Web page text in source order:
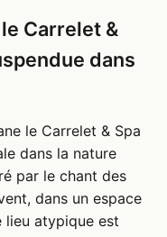
Carrelet &
dans
le Carrelet & Spa
dans la nature
par le chant des
dans un espace
lieu atypique est